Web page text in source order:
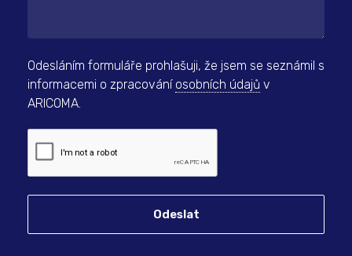
Odesláním formuláře prohlašuji, že jsem se seznámil s
informacemi o zpracování osobních údajů v
ARICOMA.
Odeslat